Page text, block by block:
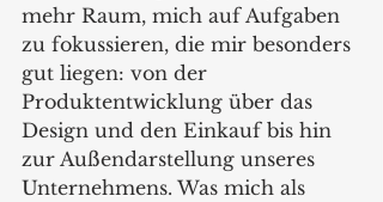
mehr Raum, mich auf Aufgaben
zu fokussieren, die mir besonders
gut liegen: von der
Produktentwicklung über das
Design und den Einkauf bis hin
zur Außendarstellung unseres
Unternehmens. Was mich als